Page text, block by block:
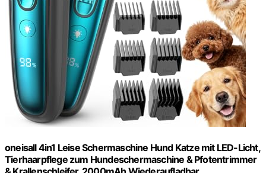
oneisall 4in1 Leise Schermaschine Hund Katze mit LED-Licht,
Tierhaarpflege zum Hundeschermaschine & Pfotentrimmer